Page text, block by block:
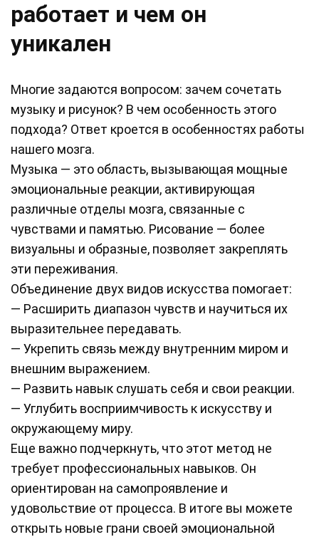
работает и чем он
уникален
Многие задаются вопросом: зачем сочетать
музыку и рисунок? В чем особенность этого
подхода? Ответ кроется в особенностях работы
нашего мозга.
Музыка — это область, вызывающая мощные
эмоциональные реакции, активирующая
различные отделы мозга, связанные с
чувствами и памятью. Рисование — более
визуальны и образные, позволяет закреплять
эти переживания.
Объединение двух видов искусства помогает:
— Расширить диапазон чувств и научиться их
выразительнее передавать.
— Укрепить связь между внутренним миром и
внешним выражением.
— Развить навык слушать себя и свои реакции.
— Углубить восприимчивость к искусству и
окружающему миру.
Еще важно подчеркнуть, что этот метод не
требует профессиональных навыков. Он
ориентирован на самопроявление и
удовольствие от процесса. В итоге вы можете
открыть новые грани своей эмоциональной